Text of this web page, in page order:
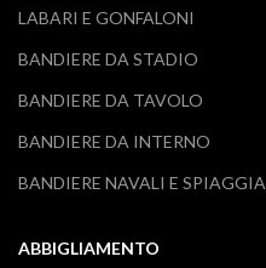
LABARI E GONFALONI
BANDIERE DA STADIO
BANDIERE DA TAVOLO
BANDIERE DA INTERNO
BANDIERE NAVALI E SPIAGGIA
ABBIGLIAMENTO